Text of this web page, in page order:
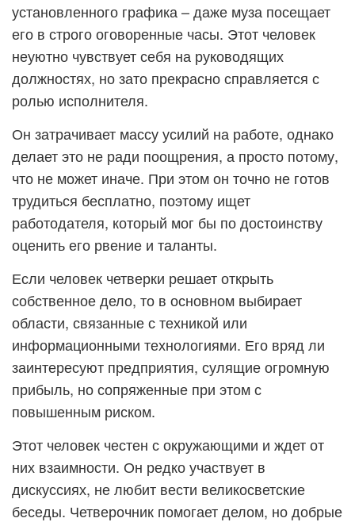
установленного графика – даже муза посещает
его в строго оговоренные часы. Этот человек
неуютно чувствует себя на руководящих
должностях, но зато прекрасно справляется с
ролью исполнителя.
Он затрачивает массу усилий на работе, однако
делает это не ради поощрения, а просто потому,
что не может иначе. При этом он точно не готов
трудиться бесплатно, поэтому ищет
работодателя, который мог бы по достоинству
оценить его рвение и таланты.
Если человек четверки решает открыть
собственное дело, то в основном выбирает
области, связанные с техникой или
информационными технологиями. Его вряд ли
заинтересуют предприятия, сулящие огромную
прибыль, но сопряженные при этом с
повышенным риском.
Этот человек честен с окружающими и ждет от
них взаимности. Он редко участвует в
дискуссиях, не любит вести великосветские
беседы. Четверочник помогает делом, но добрые